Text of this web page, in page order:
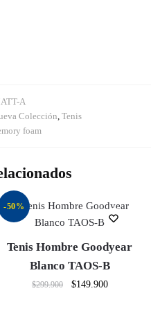
A
Colección Tenis
foam
-50%
Tenis Hombre Goodyear
Blanco TAOS-B
$299.900 $149.900